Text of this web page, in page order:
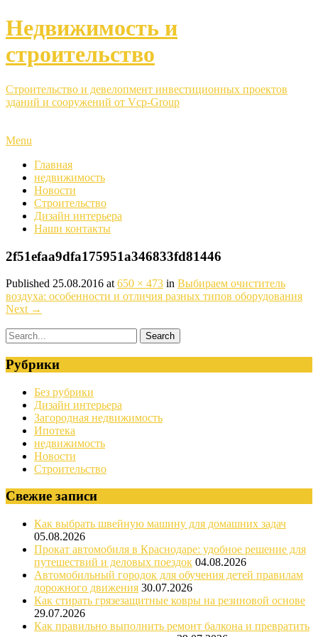
Недвижимость и
строительство
Строительство и девелопмент инвестиционных проектов
зданий и сооружений от Vcp-Group
Menu
Главная
недвижимость
Новости
Строительство
Дизайн интерьера
Наши контакты
2f51efaa9dfa175951a346833fd81446
Published 25.08.2016 at 650 × 473 in Выбираем очиститель
воздуха: особенности и отличия разных типов оборудования
Next →
Рубрики
Без рубрики
Дизайн интерьера
Загородная недвижимость
Ипотека
недвижимость
Новости
Строительство
Свежие записи
Как выбрать швейную машину для домашних задач
05.08.2026
Прокат автомобиля в Краснодаре: удобное решение для
путешествий и деловых поездок 04.08.2026
Автомобильный городок для обучения детей правилам
дорожного движения 30.07.2026
Как стирать грязезащитные ковры на резиновой основе
29.07.2026
Как правильно выполнить ремонт балкона и превратить